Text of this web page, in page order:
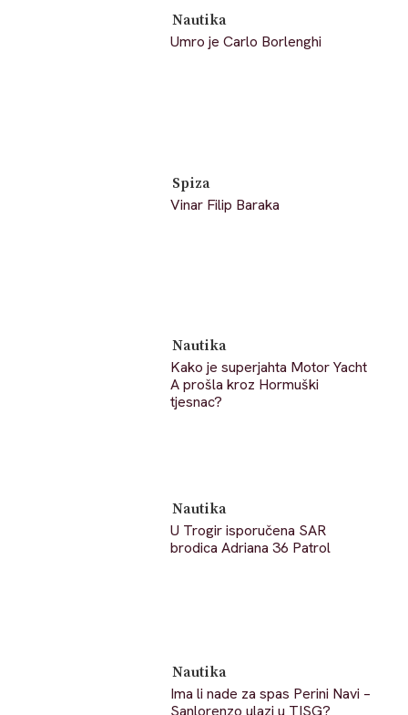
Nautika
Umro je Carlo Borlenghi
Spiza
Vinar Filip Baraka
Nautika
Kako je superjahta Motor Yacht
A prošla kroz Hormuški
tjesnac?
Nautika
U Trogir isporučena SAR
brodica Adriana 36 Patrol
Nautika
Ima li nade za spas Perini Navi –
Sanlorenzo ulazi u TISG?